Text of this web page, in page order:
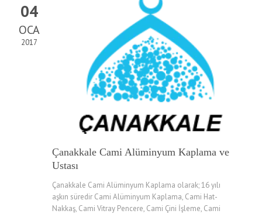
04
OCA
2017
Çanakkale Cami Alüminyum Kaplama ve
Ustası
Çanakkale Cami Alüminyum Kaplama olarak; 16 yılı
aşkın süredir Cami Alüminyum Kaplama, Cami Hat-
Nakkaş, Cami Vitray Pencere, Cami Çini İşleme, Cami